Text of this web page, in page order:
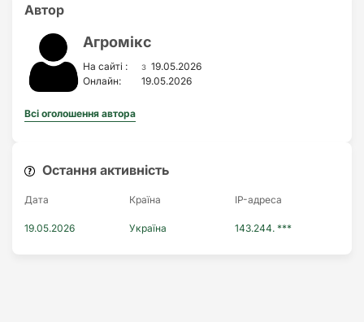
Автор
Агромікс
На сайті : з 19.05.2026
Онлайн:
19.05.2026
Всі оголошення автора
Остання активність
Дата Країна IP-адреса
19.05.2026 Україна 143.244. ***